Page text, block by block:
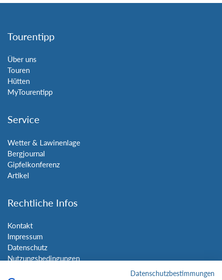
Tourentipp
Über uns
Touren
Hütten
MyTourentipp
Service
Wetter & Lawinenlage
Bergjournal
Gipfelkonferenz
Artikel
Rechtliche Infos
Kontakt
Impressum
Datenschutz
Nutzungsbedingungen
Datenschutzbestimmungen